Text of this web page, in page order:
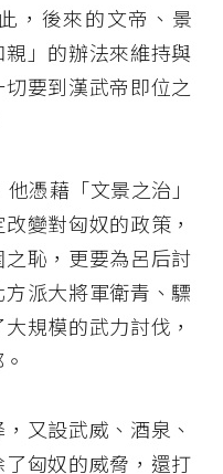
，後來的文帝、景
」的辦法來維持與
要到漢武帝即位之
憑藉「文景之治」
變對匈奴的政策，
恥，更要為呂后討
派大將軍衛青、驃
規模的武力討伐，
又設武威、酒泉、
匈奴的威脅，還打